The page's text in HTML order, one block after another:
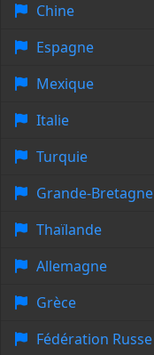
Chine
Espagne
Mexique
Italie
Turquie
Grande-Bretagne
Thaïlande
Allemagne
Grèce
Fédération Russe